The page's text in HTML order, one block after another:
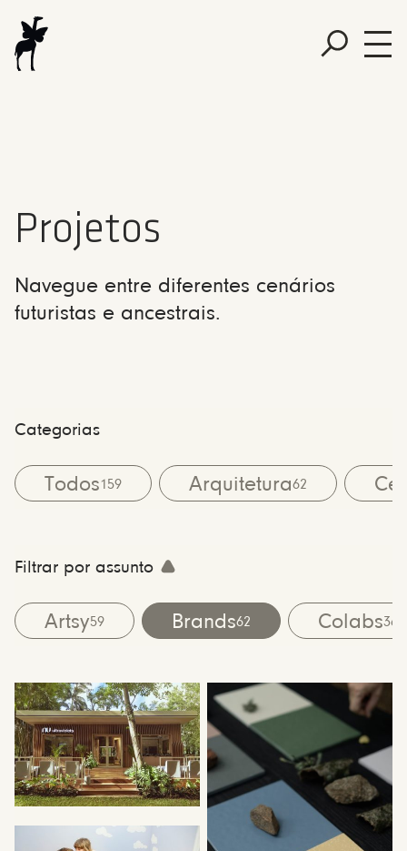
Projetos
Navegue entre diferentes cenários
futuristas e ancestrais.
Categorias
Todos159 Arquitetura62
Filtrar por assunto
Artsy59 Brands62 Colabs36